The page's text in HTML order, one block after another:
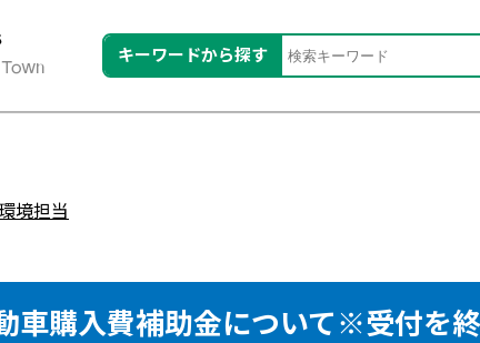
キーワードから探す
境担当
購入費補助金について※受付を